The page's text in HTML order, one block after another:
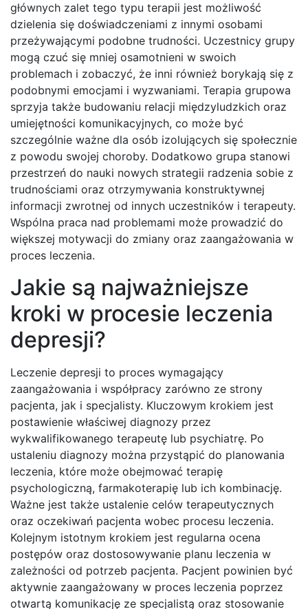
głównych zalet tego typu terapii jest możliwość
dzielenia się doświadczeniami z innymi osobami
przeżywającymi podobne trudności. Uczestnicy grupy
mogą czuć się mniej osamotnieni w swoich
problemach i zobaczyć, że inni również borykają się z
podobnymi emocjami i wyzwaniami. Terapia grupowa
sprzyja także budowaniu relacji międzyludzkich oraz
umiejętności komunikacyjnych, co może być
szczególnie ważne dla osób izolujących się społecznie
z powodu swojej choroby. Dodatkowo grupa stanowi
przestrzeń do nauki nowych strategii radzenia sobie z
trudnościami oraz otrzymywania konstruktywnej
informacji zwrotnej od innych uczestników i terapeuty.
Wspólna praca nad problemami może prowadzić do
większej motywacji do zmiany oraz zaangażowania w
proces leczenia.
Jakie są najważniejsze
kroki w procesie leczenia
depresji?
Leczenie depresji to proces wymagający
zaangażowania i współpracy zarówno ze strony
pacjenta, jak i specjalisty. Kluczowym krokiem jest
postawienie właściwej diagnozy przez
wykwalifikowanego terapeutę lub psychiatrę. Po
ustaleniu diagnozy można przystąpić do planowania
leczenia, które może obejmować terapię
psychologiczną, farmakoterapię lub ich kombinację.
Ważne jest także ustalenie celów terapeutycznych
oraz oczekiwań pacjenta wobec procesu leczenia.
Kolejnym istotnym krokiem jest regularna ocena
postępów oraz dostosowywanie planu leczenia w
zależności od potrzeb pacjenta. Pacjent powinien być
aktywnie zaangażowany w proces leczenia poprzez
otwartą komunikację ze specjalistą oraz stosowanie